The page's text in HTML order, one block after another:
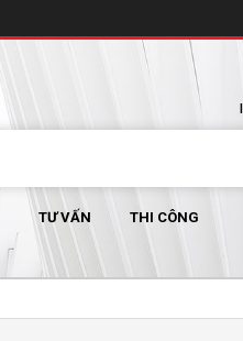
TƯ VẤN THI CÔNG